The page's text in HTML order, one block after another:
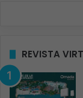
REVISTA